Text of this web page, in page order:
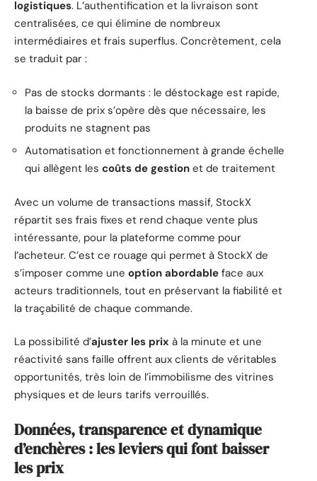
logistiques. L’authentification et la livraison sont
centralisées, ce qui élimine de nombreux
intermédiaires et frais superflus. Concrètement, cela
se traduit par :
Pas de stocks dormants : le déstockage est rapide,
la baisse de prix s’opère dès que nécessaire, les
produits ne stagnent pas
Automatisation et fonctionnement à grande échelle
qui allègent les coûts de gestion et de traitement
Avec un volume de transactions massif, StockX
répartit ses frais fixes et rend chaque vente plus
intéressante, pour la plateforme comme pour
l’acheteur. C’est ce rouage qui permet à StockX de
s’imposer comme une option abordable face aux
acteurs traditionnels, tout en préservant la fiabilité et
la traçabilité de chaque commande.
La possibilité d’ajuster les prix à la minute et une
réactivité sans faille offrent aux clients de véritables
opportunités, très loin de l’immobilisme des vitrines
physiques et de leurs tarifs verrouillés.
Données, transparence et dynamique
d’enchères : les leviers qui font baisser
les prix